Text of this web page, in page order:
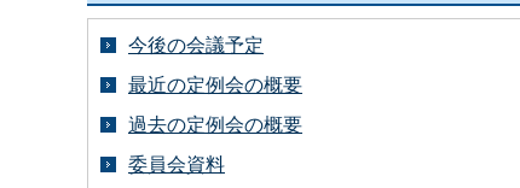
今後の会議予定
最近の定例会の概要
過去の定例会の概要
委員会資料